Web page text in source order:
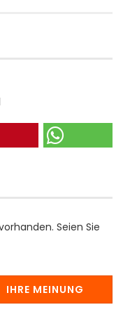
Seien Sie
IHRE MEINUNG